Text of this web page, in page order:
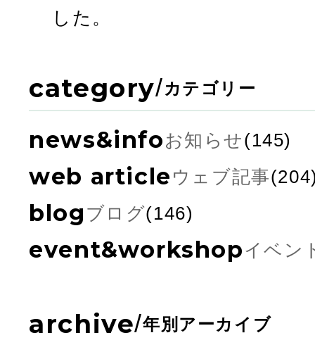
した。
category/カテゴリー
news&infoお知らせ(145)
web article ウェブ記事
blog ブログ(146)
event&workshopイベン
archive/年別アーカイブ